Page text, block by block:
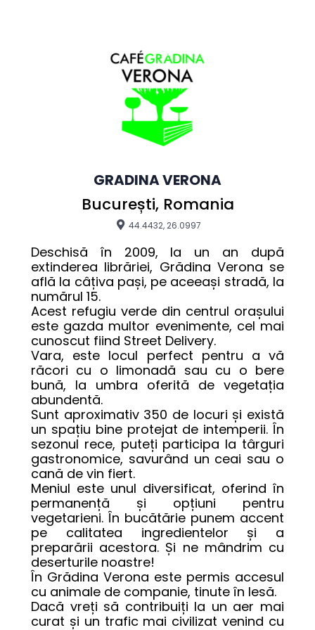
GRADINA VERONA
București, Romania
44.4432, 26.0997
Deschisă în 2009, la un an după
extinderea librăriei, Grădina Verona se
află la câțiva pași, pe aceeași stradă, la
numărul 15.
Acest refugiu verde din centrul orașului
este gazda multor evenimente, cel mai
cunoscut fiind Street Delivery.
Vara, este locul perfect pentru a vă
răcori cu o limonadă sau cu o bere
bună, la umbra oferită de vegetația
abundentă.
Sunt aproximativ 350 de locuri și există
un spațiu bine protejat de intemperii. În
sezonul rece, puteți participa la târguri
gastronomice, savurând un ceai sau o
cană de vin fiert.
Meniul este unul diversificat, oferind în
permanență și opțiuni pentru
vegetarieni. În bucătărie punem accent
pe calitatea ingredientelor și a
preparării acestora. Și ne mândrim cu
deserturile noastre!
În Grădina Verona este permis accesul
cu animale de companie, tinute în lesă.
Dacă vreți să contribuiți la un aer mai
curat și un trafic mai civilizat venind cu